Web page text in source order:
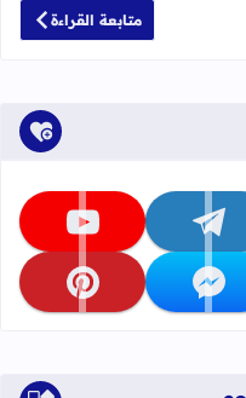
متابعة القراءة
تابعنا على telegram تابعنا على youtube
تابعنا على messenger تابعنا على pinterest